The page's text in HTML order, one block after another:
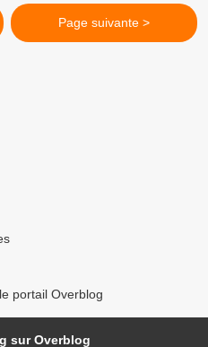
Page suivante >
portail Overblog
sur Overblog